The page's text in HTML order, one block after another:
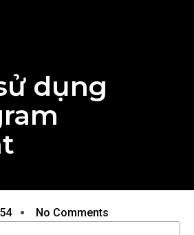
dụng
No Comments